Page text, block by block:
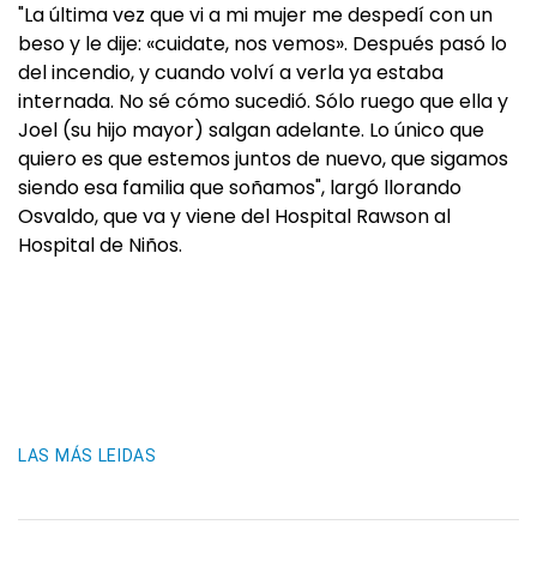
"La última vez que vi a mi mujer me despedí con un
beso y le dije: «cuidate, nos vemos». Después pasó lo
del incendio, y cuando volví a verla ya estaba
internada. No sé cómo sucedió. Sólo ruego que ella y
Joel (su hijo mayor) salgan adelante. Lo único que
quiero es que estemos juntos de nuevo, que sigamos
siendo esa familia que soñamos", largó llorando
Osvaldo, que va y viene del Hospital Rawson al
Hospital de Niños.
LAS MÁS LEIDAS